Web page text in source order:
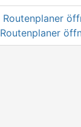
Routenplaner
Routenplaner